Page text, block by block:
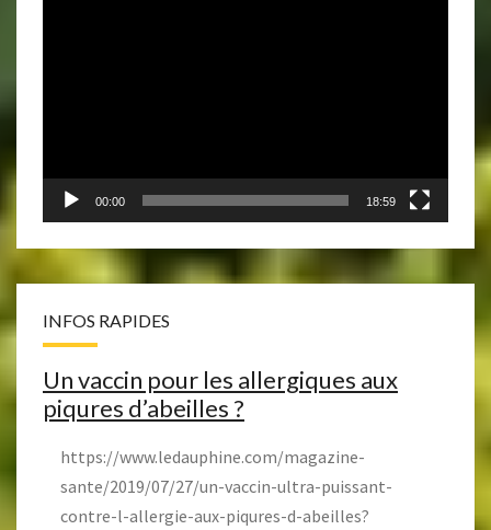
00:00 18:59
INFOS RAPIDES
Un vaccin pour les allergiques aux
piqures d’abeilles ?
https://www.ledauphine.com/magazine-
sante/2019/07/27/un-vaccin-ultra-puissant-
contre-l-allergie-aux-piqures-d-abeilles?